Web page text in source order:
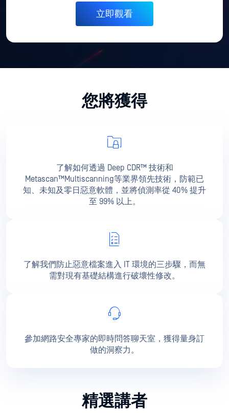
您將獲得
了解如何透過 Deep CDR™ 技術和
Metascan™Multiscanning等業界領先技術，防範已
知、未知及零日惡意軟體，並將偵測率從 40% 提升
至 99% 以上。
了解我們防止惡意檔案進入 IT 環境的三步驟，而無
需對現有基礎結構進行破壞性修改。
參加網路安全專家的即時問答聊天室，獲得量身訂
做的洞察力。
精選講者